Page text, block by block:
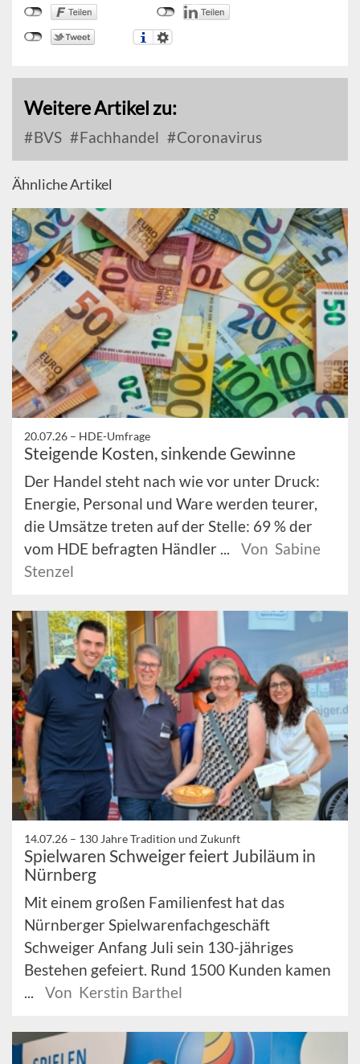
Weitere Artikel zu:
BVS Fachhandel Coronavirus
Ähnliche Artikel
20.07.26 – HDE-Umfrage
Steigende Kosten, sinkende Gewinne
Der Handel steht nach wie vor unter Druck:
Energie, Personal und Ware werden teurer,
die Umsätze treten auf der Stelle: 69 % der
vom HDE befragten Händler ...
Von Sabine
Stenzel
14.07.26 – 130 Jahre Tradition und Zukunft
Spielwaren Schweiger feiert Jubiläum in
Nürnberg
Mit einem großen Familienfest hat das
Nürnberger Spielwarenfachgeschäft
Schweiger Anfang Juli sein 130-jähriges
Bestehen gefeiert. Rund 1500 Kunden kamen
...
Von Kerstin Barthel